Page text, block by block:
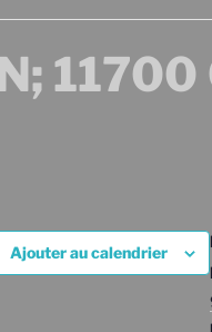
11700
Ajouter au calendrier